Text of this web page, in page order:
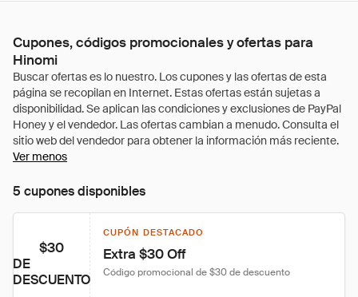
Cupones, códigos promocionales y ofertas para
Hinomi
Ver menos
5 cupones disponibles
$30
DE
DESCUENTO
CUPÓN DESTACADO
Extra $30 Off
Código promocional de $30 de descuento